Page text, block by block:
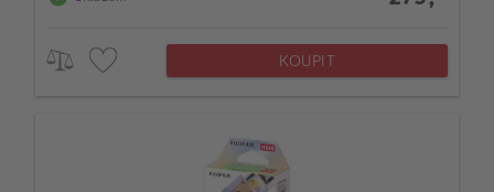
KOUPIT